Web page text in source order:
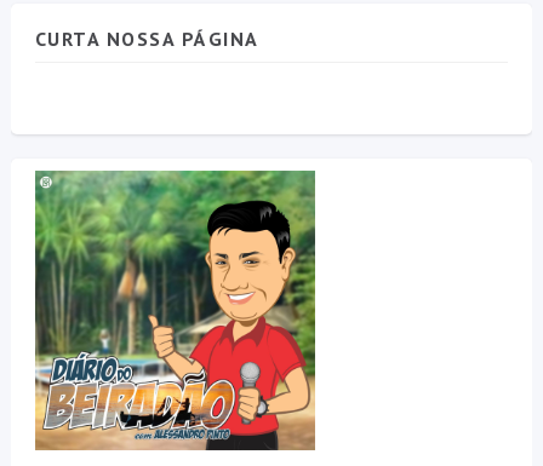
CURTA NOSSA PÁGINA